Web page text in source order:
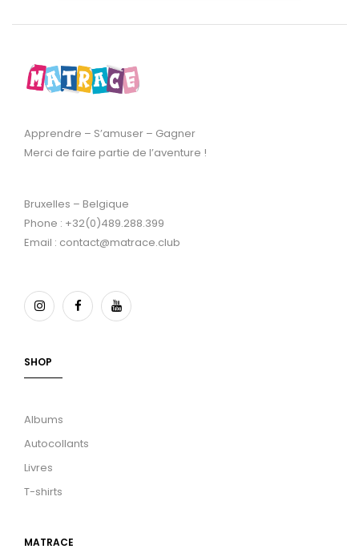
Apprendre – S’amuser – Gagner
Merci de faire partie de l’aventure !
Bruxelles – Belgique
Phone : +32(0)489.288.399
Email : contact@matrace.club
SHOP
Albums
Autocollants
Livres
T-shirts
MATRACE